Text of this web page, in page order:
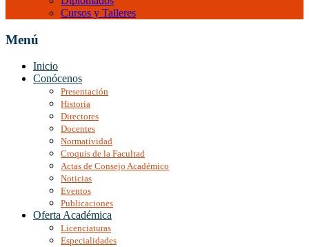
Cursos y Talleres
Menú
Inicio
Conócenos
Presentación
Historia
Directores
Docentes
Normatividad
Croquis de la Facultad
Actas de Consejo Académico
Noticias
Eventos
Publicaciones
Oferta Académica
Licenciaturas
Especialidades